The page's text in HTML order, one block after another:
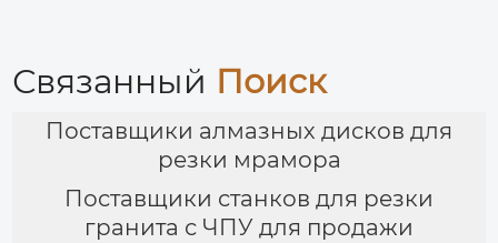
Связанный Поиск
Поставщики алмазных дисков для
резки мрамора
Поставщики станков для резки
гранита с ЧПУ для продажи